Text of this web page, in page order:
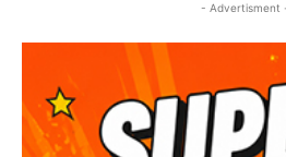
- Advertisment